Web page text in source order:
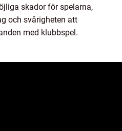
skador för spelarna,
och svårigheten att
med klubbspel.